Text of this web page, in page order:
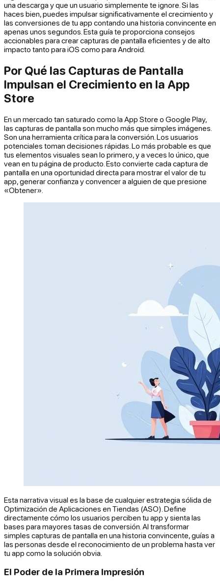
una descarga y que un usuario simplemente te ignore. Si las
haces bien, puedes impulsar significativamente el crecimiento y
las conversiones de tu app contando una historia convincente en
apenas unos segundos. Esta guía te proporciona consejos
accionables para crear capturas de pantalla eficientes y de alto
impacto tanto para iOS como para Android.
Por Qué las Capturas de Pantalla
Impulsan el Crecimiento en la App
Store
En un mercado tan saturado como la App Store o Google Play,
las capturas de pantalla son mucho más que simples imágenes.
Son una herramienta crítica para la conversión. Los usuarios
potenciales toman decisiones rápidas. Lo más probable es que
tus elementos visuales sean lo primero, y a veces lo único, que
vean en tu página de producto. Esto convierte cada captura de
pantalla en una oportunidad directa para mostrar el valor de tu
app, generar confianza y convencer a alguien de que presione
«Obtener».
Esta narrativa visual es la base de cualquier estrategia sólida de
Optimización de Aplicaciones en Tiendas (ASO). Define
directamente cómo los usuarios perciben tu app y sienta las
bases para mayores tasas de conversión. Al transformar
simples capturas de pantalla en una historia convincente, guías a
las personas desde el reconocimiento de un problema hasta ver
tu app como la solución obvia.
El Poder de la Primera Impresión